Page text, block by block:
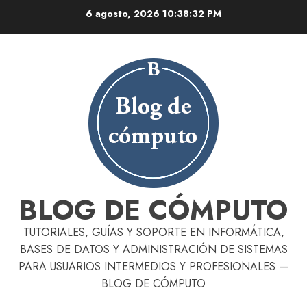
6 agosto, 2026 10:38:33 PM
BLOG DE CÓMPUTO
TUTORIALES, GUÍAS Y SOPORTE EN INFORMÁTICA,
BASES DE DATOS Y ADMINISTRACIÓN DE SISTEMAS
PARA USUARIOS INTERMEDIOS Y PROFESIONALES —
BLOG DE CÓMPUTO